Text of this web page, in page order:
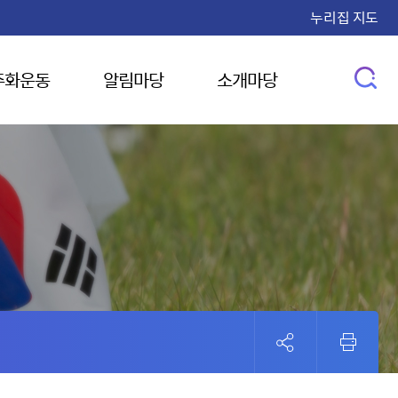
누리집 지도
운동 알림마당 소개마당